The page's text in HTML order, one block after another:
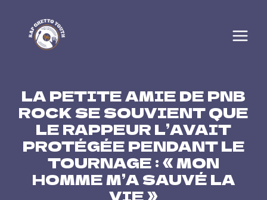
content
LA PETITE AMIE DE PNB
ROCK SE SOUVIENT QUE
LE RAPPEUR L’AVAIT
PROTÉGÉE PENDANT LE
TOURNAGE : « MON
HOMME M’A SAUVÉ LA
VIE »